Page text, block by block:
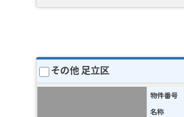
その他 足立区
物件番号
名称